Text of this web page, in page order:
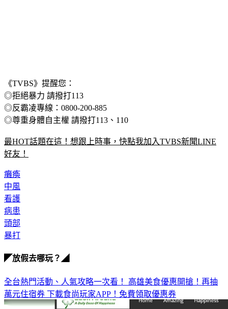
《TVBS》提醒您：
◎拒絕暴力 請撥打113
◎反霸凌專線：0800-200-885
◎尊重身體自主權 請撥打113、110
最HOT話題在這！想跟上時事，快點我加入TVBS新聞LINE
好友！
癱瘓
中風
看護
病患
頭部
暴打
◤放假去哪玩？◢
全台熱門活動、人氣攻略一次看！ 高雄美食優惠開搶！再抽
萬元住宿券 下載食尚玩家APP！免費領取優惠券